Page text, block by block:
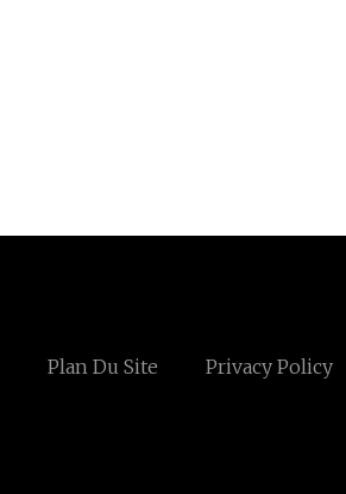
Plan Du Site Privacy Policy